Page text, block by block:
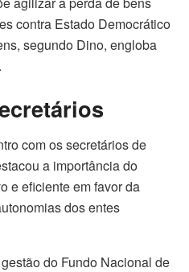
contra Estado Democrático
segundo Dino, engloba
com os secretários de
a importância do
e eficiente em favor da
dos entes
do Fundo Nacional de